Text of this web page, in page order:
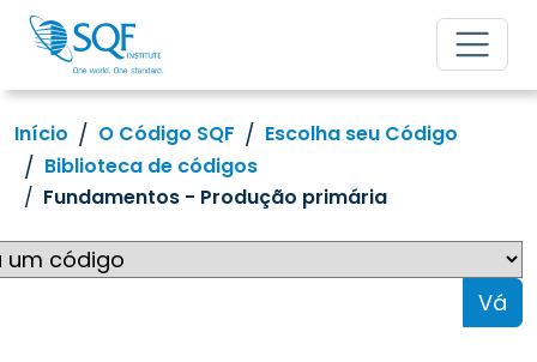
Início O Código SQF
Escolha seu Código
Biblioteca de códigos
Fundamentos - Produção primária
Vá